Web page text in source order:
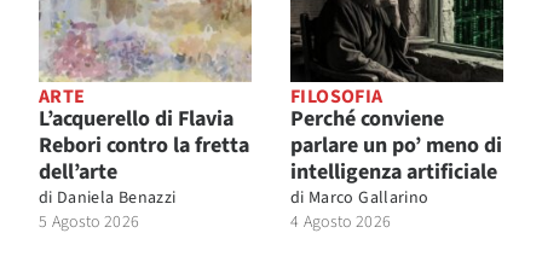
ARTE
L’acquerello di Flavia
Rebori contro la fretta
dell’arte
di Daniela Benazzi
5 Agosto 2026
FILOSOFIA
Perché conviene
parlare un po’ meno di
intelligenza artificiale
di Marco Gallarino
4 Agosto 2026